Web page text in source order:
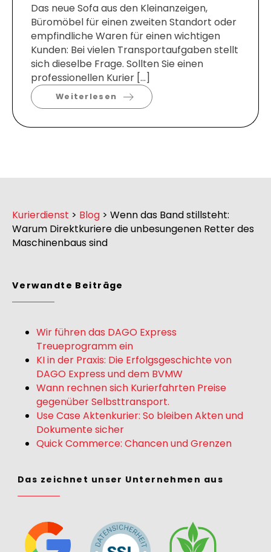
Das neue Sofa aus den Kleinanzeigen,
Büromöbel für einen zweiten Standort oder
empfindliche Waren für einen wichtigen
Kunden: Bei vielen Transportaufgaben stellt
sich dieselbe Frage. Sollten Sie einen
professionellen Kurier […]
Weiterlesen
Kurierdienst > Blog > Wenn das Band stillsteht:
Warum Direktkuriere die unbesungenen Retter des
Maschinenbaus sind
Verwandte Beiträge
Wir führen das DAGO Express
Treueprogramm ein
KI in der Praxis: Die Erfolgsgeschichte von
DAGO Express und dem BVMW
Wann rechnen sich Kurierfahrten Preise
gegenüber Selbsttransport.
Use Case Aktenkurier: So bleiben Akten und
Dokumente sicher
Quick Commerce: Chancen und Grenzen
Das zeichnet unser Unternehmen aus